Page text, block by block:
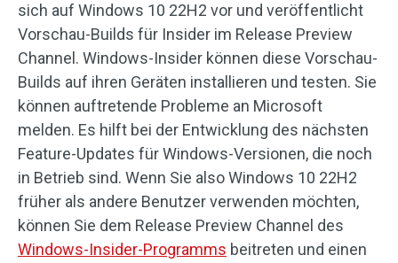
sich auf Windows 10 22H2 vor und veröffentlicht
Vorschau-Builds für Insider im Release Preview
Channel. Windows-Insider können diese Vorschau-
Builds auf ihren Geräten installieren und testen. Sie
können auftretende Probleme an Microsoft
melden. Es hilft bei der Entwicklung des nächsten
Feature-Updates für Windows-Versionen, die noch
in Betrieb sind. Wenn Sie also Windows 10 22H2
früher als andere Benutzer verwenden möchten,
können Sie dem Release Preview Channel des
Windows-Insider-Programms beitreten und einen